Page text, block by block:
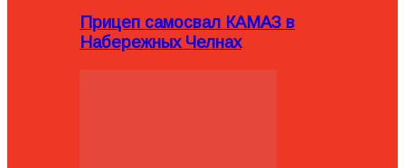
Прицеп самосвал КАМАЗ в
Набережных Челнах